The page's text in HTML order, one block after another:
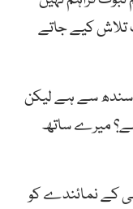
تلاش کیے جاتے
سندھ سے ہے لیکن
میرے ساتھ
کے نمائندے کو